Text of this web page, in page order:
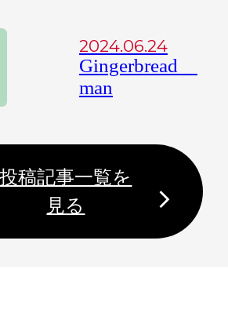
2024.06.24
Gingerbread
man
投稿記事一覧を
見る